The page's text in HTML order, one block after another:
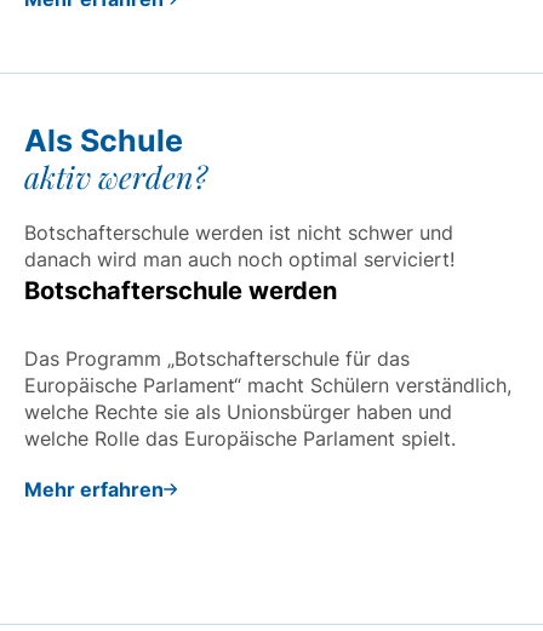
Als Schule
aktiv werden?
Botschafterschule werden ist nicht schwer und
danach wird man auch noch optimal serviciert!
Botschafterschule werden
Das Programm „Botschafterschule für das
Europäische Parlament“ macht Schülern verständlich,
welche Rechte sie als Unionsbürger haben und
welche Rolle das Europäische Parlament spielt.
Mehr erfahren